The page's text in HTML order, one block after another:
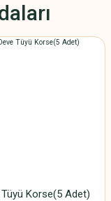
Korse(5 Adet)